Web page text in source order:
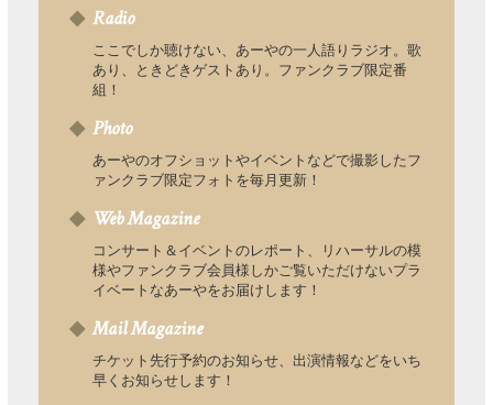
Radio
ここでしか聴けない、あーやの一人語りラジオ。歌
あり、ときどきゲストあり。ファンクラブ限定番
組！
Photo
あーやのオフショットやイベントなどで撮影したフ
ァンクラブ限定フォトを毎月更新！
Web Magazine
コンサート＆イベントのレポート、リハーサルの模
様やファンクラブ会員様しかご覧いただけないプラ
イベートなあーやをお届けします！
Mail Magazine
チケット先行予約のお知らせ、出演情報などをいち
早くお知らせします！